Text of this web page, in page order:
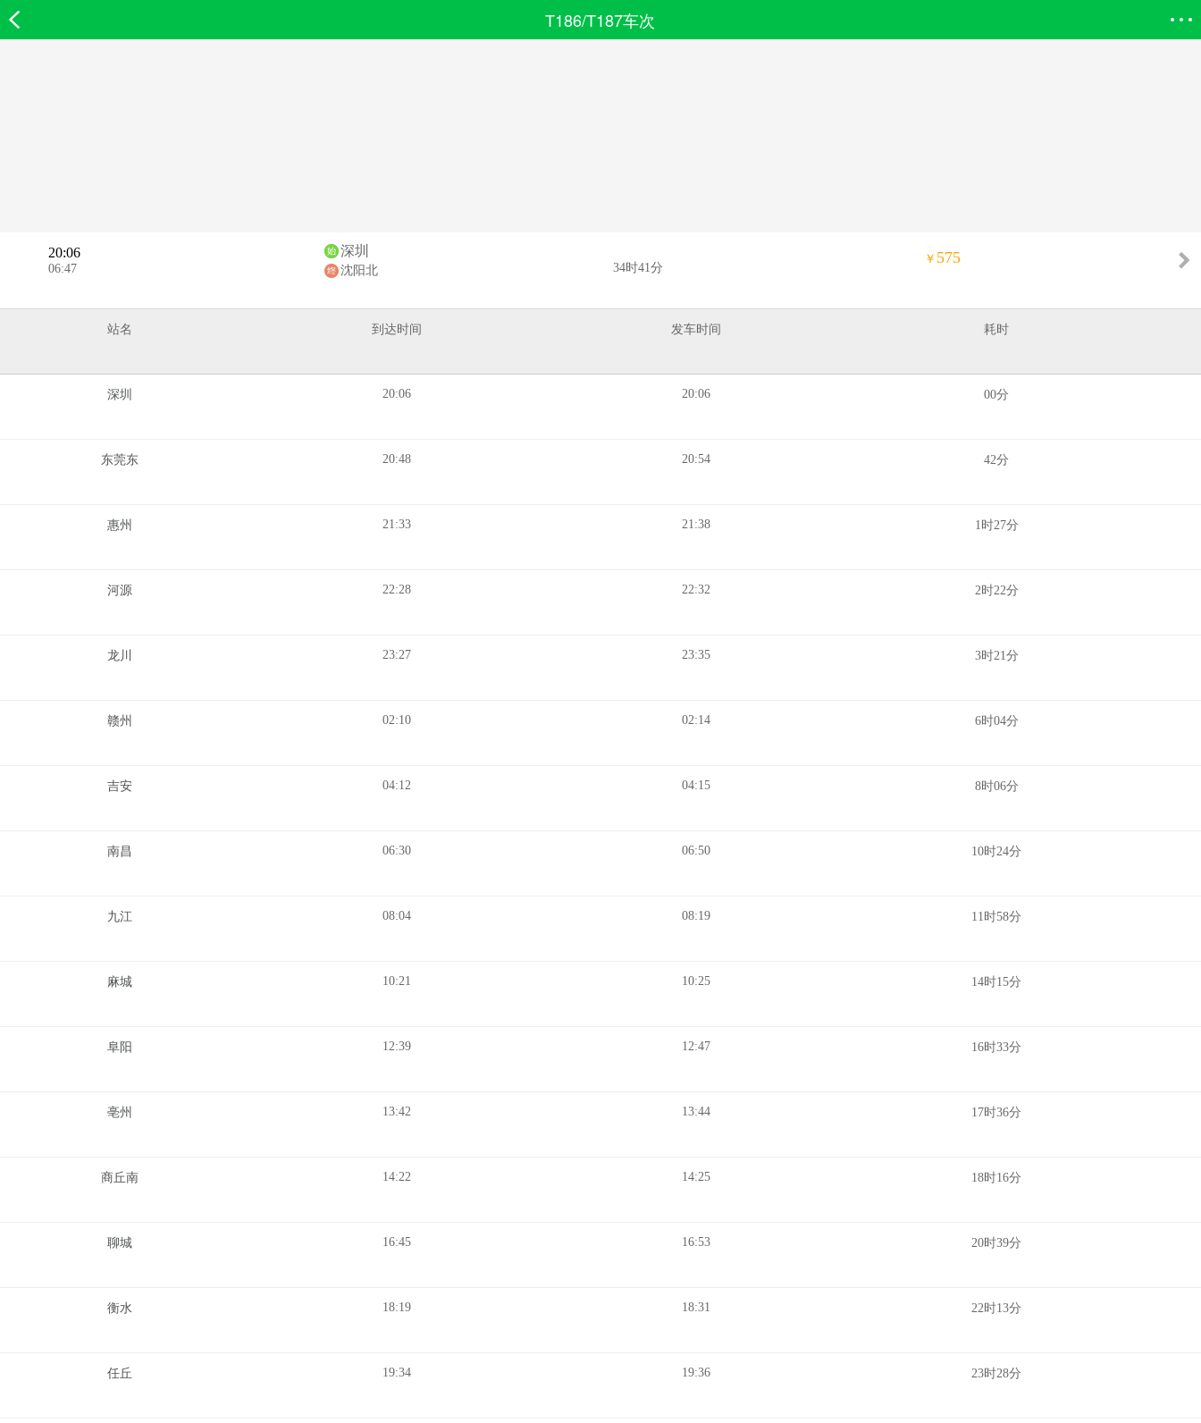
T186/T187车次
20:06
06:47
深圳
沈阳北 34时41分
￥ 575
站名 到达时间 发车时间 耗时
深圳 20:06 20:06 00分
东莞东 20:48 20:54 42分
惠州 21:33 21:38 1时27分
河源 22:28 22:32 2时22分
龙川 23:27 23:35 3时21分
赣州 02:10 02:14 6时04分
吉安 04:12 04:15 8时06分
南昌 06:30 06:50 10时24分
九江 08:04 08:19 11时58分
麻城 10:21 10:25 14时15分
阜阳 12:39 12:47 16时33分
亳州 13:42 13:44 17时36分
商丘南 14:22 14:25 18时16分
聊城 16:45 16:53 20时39分
衡水 18:19 18:31 22时13分
任丘 19:34 19:36 23时28分